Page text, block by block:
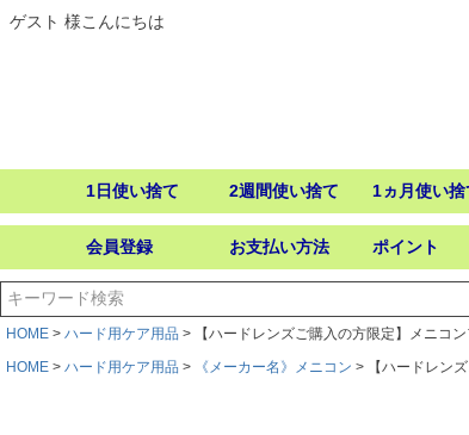
ゲスト 様こんにちは
1日使い捨て 2週間使い捨て 1ヵ月使い捨
会員登録 お支払い方法 ポイント
HOME ハード用ケア用品
【ハードレンズご購入の方限定】メニコ
HOME
ハード用ケア用品 《メーカー名》メニコン 【ハードレン